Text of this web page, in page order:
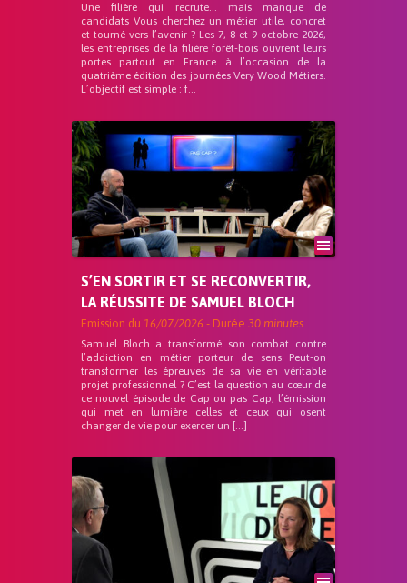
Une filière qui recrute… mais manque de
candidats Vous cherchez un métier utile, concret
et tourné vers l’avenir ? Les 7, 8 et 9 octobre 2026,
les entreprises de la filière forêt-bois ouvrent leurs
portes partout en France à l’occasion de la
quatrième édition des journées Very Wood Métiers.
L’objectif est simple : f...
S’EN SORTIR ET SE RECONVERTIR,
LA RÉUSSITE DE SAMUEL BLOCH
Emission du 16/07/2026 - Durée 30 minutes
Samuel Bloch a transformé son combat contre
l’addiction en métier porteur de sens Peut-on
transformer les épreuves de sa vie en véritable
projet professionnel ? C’est la question au cœur de
ce nouvel épisode de Cap ou pas Cap, l’émission
qui met en lumière celles et ceux qui osent
changer de vie pour exercer un […]